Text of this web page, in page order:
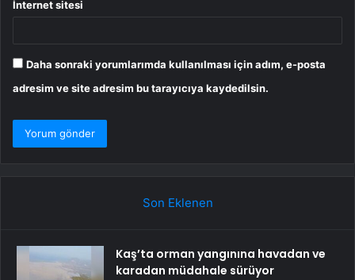
İnternet sitesi
Daha sonraki yorumlarımda kullanılması için adım, e-posta
adresim ve site adresim bu tarayıcıya kaydedilsin.
Son Eklenen
Kaş’ta orman yangınına havadan ve
karadan müdahale sürüyor